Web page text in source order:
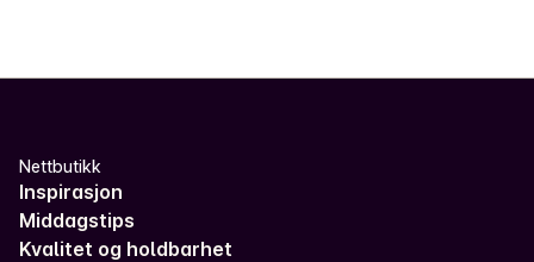
Nettbutikk
Inspirasjon
Middagstips
Kvalitet og holdbarhet